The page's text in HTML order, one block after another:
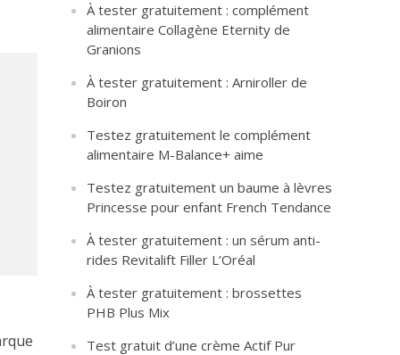
À tester gratuitement : complément
alimentaire Collagène Eternity de
Granions
À tester gratuitement : Arniroller de
Boiron
Testez gratuitement le complément
alimentaire M-Balance+ aime
Testez gratuitement un baume à lèvres
Princesse pour enfant French Tendance
À tester gratuitement : un sérum anti-
rides Revitalift Filler L’Oréal
À tester gratuitement : brossettes
PHB Plus Mix
Test gratuit d’une crème Actif Pur